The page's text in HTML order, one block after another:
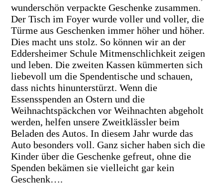
wunderschön verpackte Geschenke zusammen.
Der Tisch im Foyer wurde voller und voller, die
Türme aus Geschenken immer höher und höher.
Dies macht uns stolz. So können wir an der
Eddersheimer Schule Mitmenschlichkeit zeigen
und leben. Die zweiten Kassen kümmerten sich
liebevoll um die Spendentische und schauen,
dass nichts hinunterstürzt. Wenn die
Essensspenden an Ostern und die
Weihnachtspäckchen vor Weihnachten abgeholt
werden, helfen unsere Zweitklässler beim
Beladen des Autos. In diesem Jahr wurde das
Auto besonders voll. Ganz sicher haben sich die
Kinder über die Geschenke gefreut, ohne die
Spenden bekämen sie vielleicht gar kein
Geschenk….